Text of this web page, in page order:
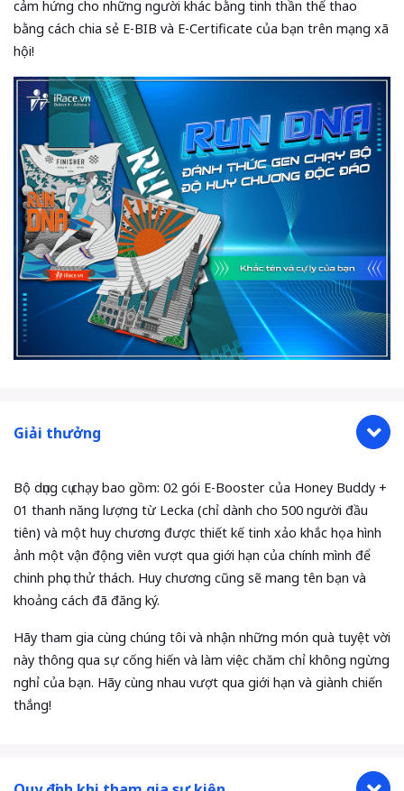
cảm hứng cho những người khác bằng tinh thần thể thao
bằng cách chia sẻ E-BIB và E-Certificate của bạn trên mạng xã
hội!
Giải thưởng
Bộ dụng cụ chạy bao gồm: 02 gói E-Booster của Honey Buddy +
01 thanh năng lượng từ Lecka (chỉ dành cho 500 người đầu
tiên) và một huy chương được thiết kế tinh xảo khắc họa hình
ảnh một vận động viên vượt qua giới hạn của chính mình để
chinh phục thử thách. Huy chương cũng sẽ mang tên bạn và
khoảng cách đã đăng ký.
Hãy tham gia cùng chúng tôi và nhận những món quà tuyệt vời
này thông qua sự cống hiến và làm việc chăm chỉ không ngừng
nghỉ của bạn. Hãy cùng nhau vượt qua giới hạn và giành chiến
thắng!